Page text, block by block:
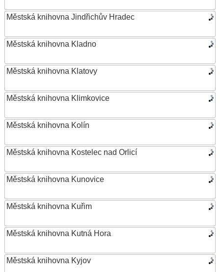
Městská knihovna Jindřichův Hradec
Městská knihovna Kladno
Městská knihovna Klatovy
Městská knihovna Klimkovice
Městská knihovna Kolín
Městská knihovna Kostelec nad Orlicí
Městská knihovna Kunovice
Městská knihovna Kuřim
Městská knihovna Kutná Hora
Městská knihovna Kyjov